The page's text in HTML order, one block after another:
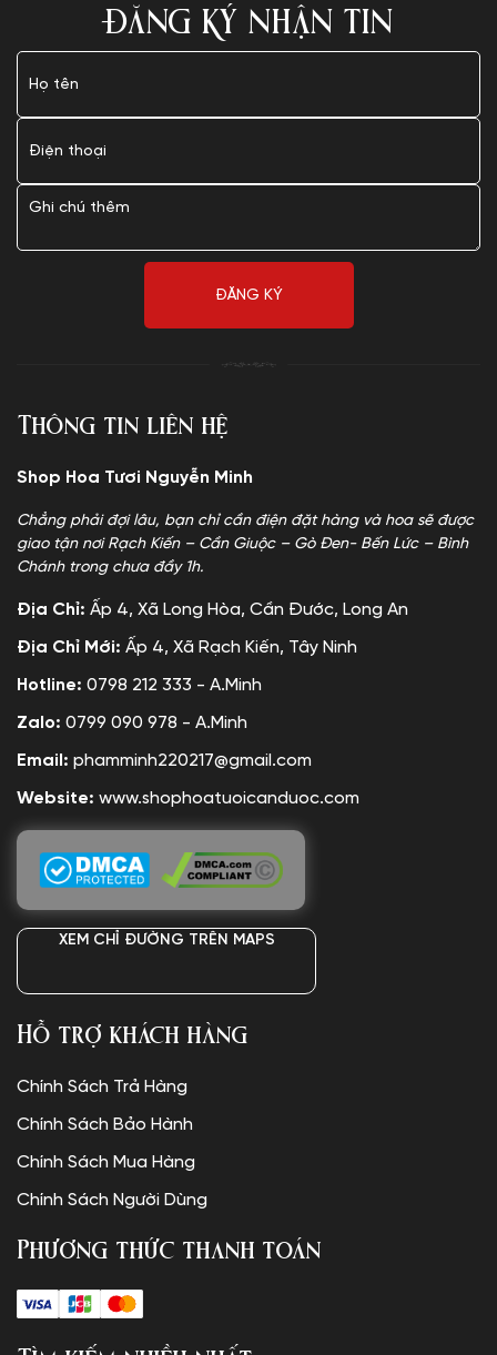
ĐĂNG KÝ NHẬN TIN
Thông tin liên hệ
Shop Hoa Tươi Nguyễn Minh
Chẳng phải đợi lâu, bạn chỉ cần điện đặt hàng và hoa sẽ được
giao tận nơi Rạch Kiến – Cần Giuộc – Gò Đen- Bến Lức – Bình
Chánh trong chưa đầy 1h.
Địa Chỉ: Ấp 4, Xã Long Hòa, Cần Đước, Long An
Địa Chỉ Mới: Ấp 4, Xã Rạch Kiến, Tây Ninh
Hotline: 0798 212 333 - A.Minh
Zalo: 0799 090 978 - A.Minh
Email: phamminh220217@gmail.com
Website: www.shophoatuoicanduoc.com
XEM CHỈ ĐƯỜNG TRÊN MAPS
Hỗ trợ khách hàng
Chính Sách Trả Hàng
Chính Sách Bảo Hành
Chính Sách Mua Hàng
Chính Sách Người Dùng
Phương thức thanh toán